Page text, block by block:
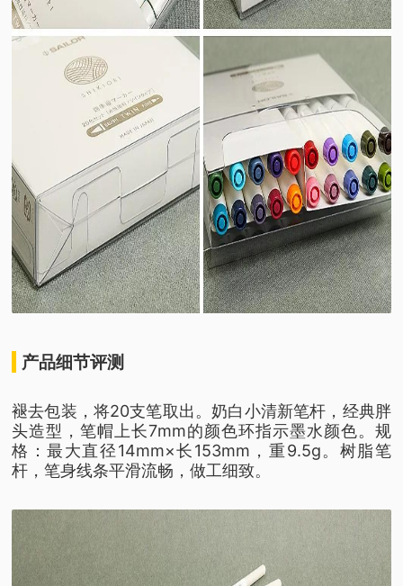
产品细节评测
褪去包装，将20支笔取出。奶白小清新笔杆，经典胖
头造型，笔帽上长7mm的颜色环指示墨水颜色。 规
格：最大直径14mm×长153mm，重9.5g。 树脂笔
杆，笔身线条平滑流畅，做工细致。